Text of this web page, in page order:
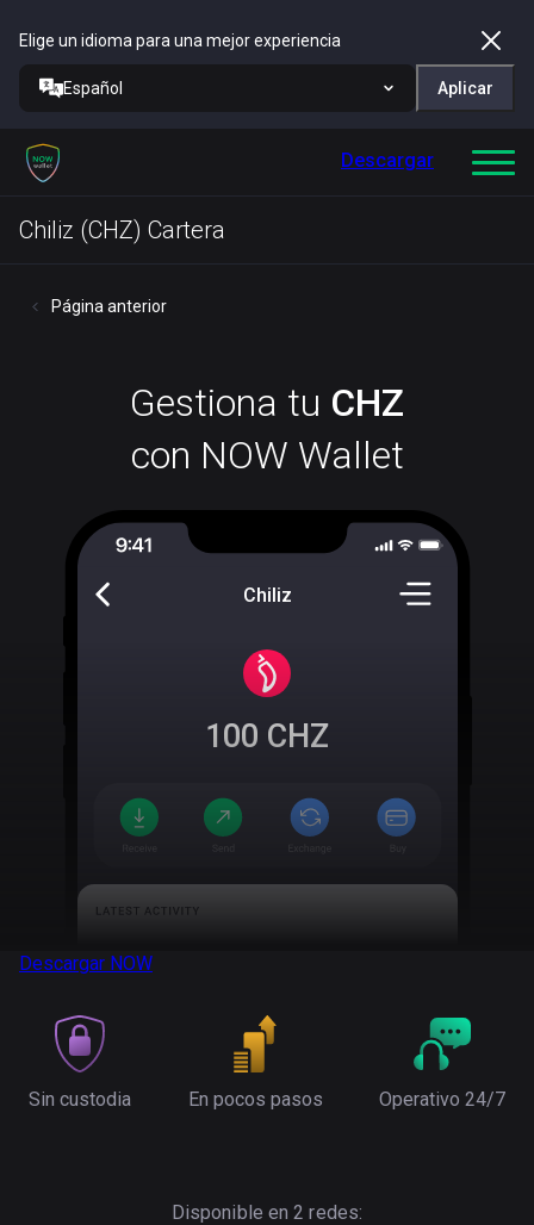
Elige un idioma para una mejor experiencia
Español Aplicar
Descargar
Chiliz (CHZ) Cartera
Página anterior
Gestiona tu CHZ
con NOW Wallet
Chiliz
100 CHZ
Descargar NOW
Sin custodia En pocos pasos Operativo 24/7
Disponible en 2 redes: